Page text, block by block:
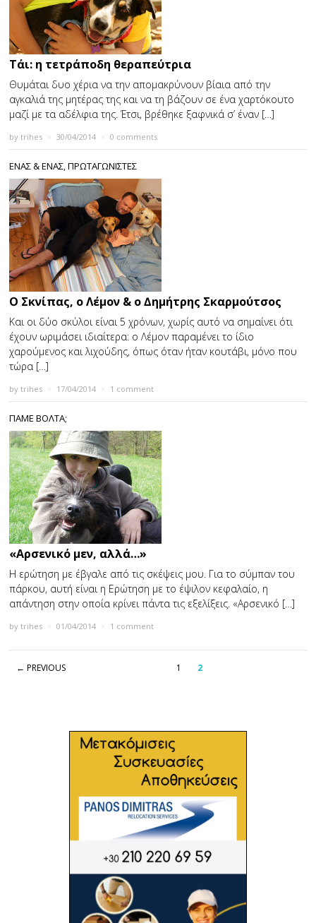
Τάι: η τετράποδη θεραπεύτρια
Θυμάται δυο χέρια να την απομακρύνουν βίαια από την
αγκαλιά της μητέρας της και να τη βάζουν σε ένα χαρτόκουτο
μαζί με τα αδέλφια της. Έτσι, βρέθηκε ξαφνικά σ’ έναν […]
bytrihes 30/04/2014 0 comments
ΕΝΑΣ & ΕΝΑΣ,ΠΡΩΤΑΓΩΝΙΣΤΕΣ
Ο Σκνίπας, ο Λέμον & ο ∆ημήτρης Σκαρμούτσος
Και οι δύο σκύλοι είναι 5 χρόνων, χωρίς αυτό να σημαίνει ότι
έχουν ωριμάσει ιδιαίτερα: ο Λέμον παραμένει το ίδιο
χαρούμενος και λιχούδης, όπως όταν ήταν κουτάβι, μόνο που
τώρα […]
bytrihes 17/04/2014 1 comment
ΠΑΜΕ ΒΟΛΤΑ;
«Αρσενικό μεν, αλλά…»
Η ερώτηση με έβγαλε από τις σκέψεις μου. Για το σύμπαν του
πάρκου, αυτή είναι η Ερώτηση με το έψιλον κεφαλαίο, η
απάντηση στην οποία κρίνει πάντα τις εξελίξεις. «Αρσενικό […]
bytrihes 01/04/2014 1 comment
← PREVIOUS 1 2